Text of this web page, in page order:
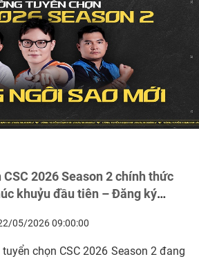
2026 Season 2 chính thức
khuỷu đầu tiên – Đăng ký
vũ khí VIP miễn phí!
05/2026 09:00:00
chọn CSC 2026 Season 2 đang